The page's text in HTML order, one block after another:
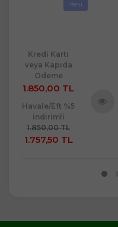
Yeni
Kredi Kartı
veya Kapıda
Ödeme
1.850,00 TL
Havale/Eft %5
indirimli
1.850,00 TL
1.757,50 TL